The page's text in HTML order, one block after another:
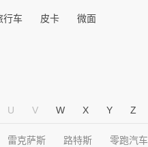
行车 皮卡 微面
U V W X Y Z
雷克萨斯 路特斯 零跑汽车